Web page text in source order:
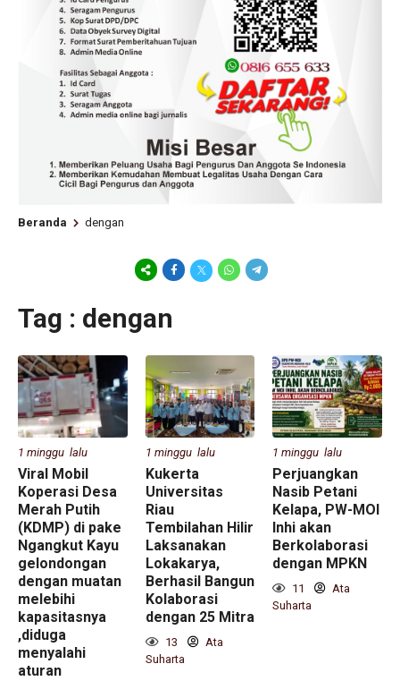
Beranda dengan
Tag : dengan
1 minggu lalu
Viral Mobil
Koperasi Desa
Merah Putih
(KDMP) di pake
Ngangkut Kayu
gelondongan
dengan muatan
melebihi
kapasitasnya
,diduga
menyalahi
aturan
1 minggu lalu
Kukerta
Universitas
Riau
Tembilahan Hilir
Laksanakan
Lokakarya,
Berhasil Bangun
Kolaborasi
dengan 25 Mitra
13
Ata
Suharta
1 minggu lalu
Perjuangkan
Nasib Petani
Kelapa, PW-MOI
Inhi akan
Berkolaborasi
dengan MPKN
11
Ata
Suharta